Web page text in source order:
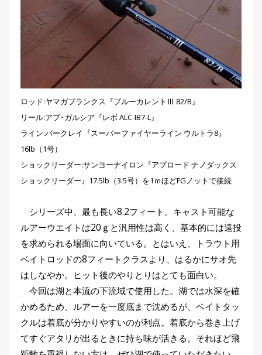
ロッド:ヤマガブランクス『ブルーカレントⅢ 82/B』
リール:アブ･ガルシア『レボ ALC-IB7-L』
ライン:バークレイ『スーパーファイヤーライン ウルトラ8』
16lb（1号）
ショックリーダー:サンヨーナイロン『アプロード ナノダックス
ショックリーダー』17.5lb（3.5号）を1ｍほどFGノットで接続
シリーズ中、最も長い8.2フィート。キャスト可能な
ルアーウエイトは20ｇと汎用性は高く、基本的には遠投
を求められる場面に向いている。とはいえ、トラウト用
ベイトロッドの8フィートクラスより、はるかにサオ先
はしなやか。ヒット後のやりとりはとても面白い。
今回は湖と本流の下流域で使用した。湖では水深を確
かめるため、ルアーを一度底まで沈めるが、ベイトタッ
クルは着底が分かりやすいのが利点。着底から巻き上げ
てすぐアタリが出るときに持ち味が活きる。それほど飛